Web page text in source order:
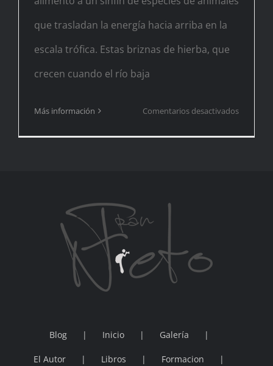
que trasladan la energía hacia arriba en la
escala trófica. Estas briznas de hierba, que
crecen cuando el río baja
Más información Comentarios desactivadosen
Blog Inicio Galería
El Autor Libros Formacion